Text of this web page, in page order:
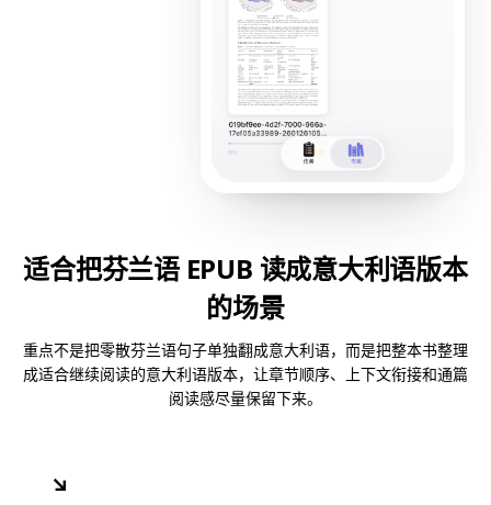
适合把芬兰语 EPUB 读成意大利语版本
的场景
重点不是把零散芬兰语句子单独翻成意大利语，而是把整本书整理
成适合继续阅读的意大利语版本，让章节顺序、上下文衔接和通篇
阅读感尽量保留下来。
↘